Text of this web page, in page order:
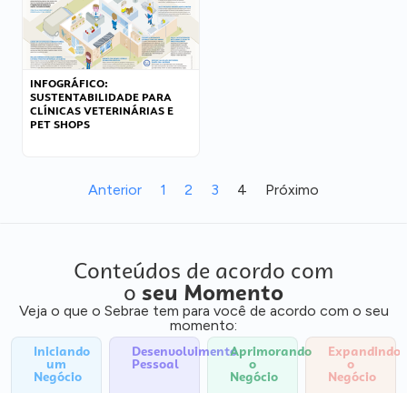
INFOGRÁFICO:
SUSTENTABILIDADE PARA
CLÍNICAS VETERINÁRIAS E
PET SHOPS
Anterior 1 2 3 4 Próximo
Conteúdos de acordo com
o seu Momento
Veja o que o Sebrae tem para você de acordo com o seu
momento:
Iniciando
um
Negócio
Desenvolvimento
Pessoal
Aprimorando
o
Negócio
Expandindo
o
Negócio